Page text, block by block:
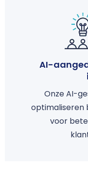
AI-
Onze AI-
optimaliseren
voor